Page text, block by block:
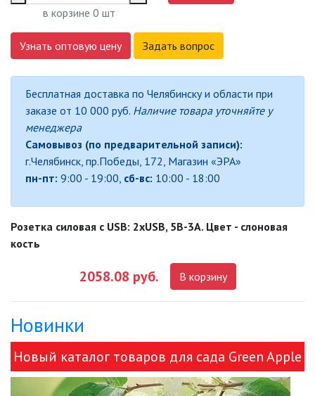
ДЕКОРАТИВНЫЕ СВЕТИЛЬНИКИ
ИЗОЛЯЦИОННАЯ ЛЕНТА
ИНФРАКРАСНЫЕ ЛАМПЫ
ИСТОЧНИКИ СВЕТА
КЛЕЙКИЕ ЛЕНТЫ
ЛИНЕЙНЫЕ СВЕТОДИОДНЫЕ
СВЕТИЛЬНИКИ
в корзине 0 шт
Узнать оптовую цену Задать вопрос
Бесплатная доставка по Челябинску и области при
заказе от 10 000 руб. Наличие товара уточняйте у
менеджера
Самовывоз (по предварительной записи):
г.Челябинск, пр.Победы, 172, Магазин «ЭРА»
пн-пт: 9:00 - 19:00, сб-вс: 10:00 - 18:00
Розетка силовая с USB: 2хUSB, 5В-3А. Цвет - слоновая
кость
2058.08 руб. В корзину
Новинки
Новый каталог товаров для сада Green Apple
и ЭРА!